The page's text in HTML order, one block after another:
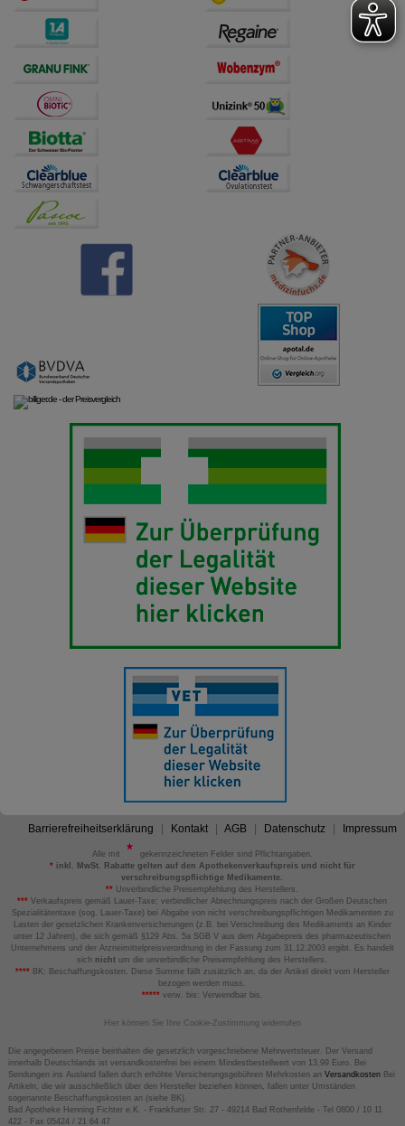
Barrierefreiheitserklärung Kontakt AGB Datenschutz Impressum
Alle mit
gekennzeichneten Felder sind Pflichtangaben.
*inkl. MwSt. Rabatte gelten auf den Apothekenverkaufspreis und nicht für
verschreibungspflichtige Medikamente.
** Unverbindliche Preisempfehlung des Herstellers.
*** Verkaufspreis gemäß Lauer-Taxe; verbindlicher Abrechnungspreis nach der Großen Deutschen
Spezialitätentaxe (sog. Lauer-Taxe) bei Abgabe von nicht verschreibungspflichtigen Medikamenten zu
Lasten der gesetzlichen Krankenversicherungen (z.B. bei Verschreibung des Medikaments an Kinder
unter 12 Jahren), die sich gemäß §129 Abs. 5a SGB V aus dem Abgabepreis des pharmazeutischen
Unternehmens und der Arzneimittelpreisverordnung in der Fassung zum 31.12.2003 ergibt. Es handelt
sich nicht um die unverbindliche Preisempfehlung des Herstellers.
****BK: Beschaffungskosten. Diese Summe fällt zusätzlich an, da der Artikel direkt vom Hersteller
bezogen werden muss.
*****verw. bis: Verwendbar bis.
Hier können Sie Ihre Cookie-Zustimmung widerrufen
Die angegebenen Preise beinhalten die gesetzlich vorgeschriebene Mehrwertsteuer. Der Versand
innerhalb Deutschlands ist versandkostenfrei bei einem Mindestbestellwert von 13,99 Euro. Bei
Sendungen ins Ausland fallen durch erhöhte Versicherungsgebühren Mehrkosten an VersandkostenBei
Artikeln, die wir ausschließlich über den Hersteller beziehen können, fallen unter Umständen
sogenannte Beschaffungskosten an (siehe BK).
Bad Apotheke Henning Fichter e.K. - Frankfurter Str. 27 - 49214 Bad Rothenfelde - Tel 0800 / 10 11
422 - Fax 05424 / 21 64 47